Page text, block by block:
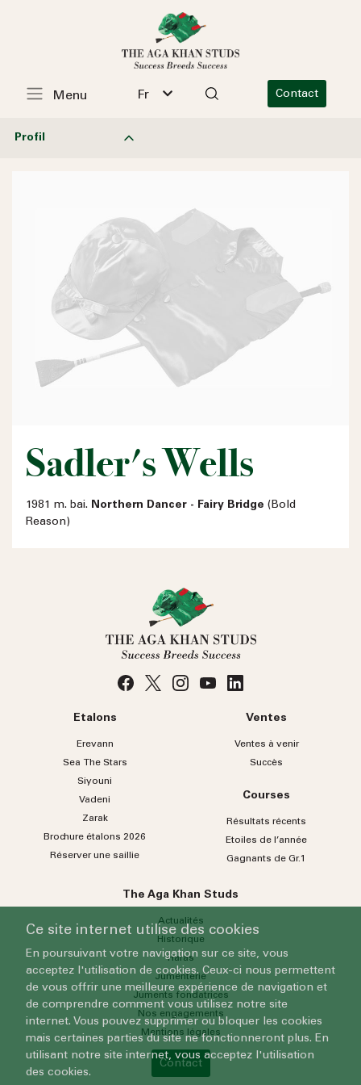
Fr Contact
Menu
Profil
Sadler's Wells
1981 m. bai. Northern Dancer - Fairy Bridge (Bold
Reason)
Etalons
Erevann
Sea TheStars
Siyouni
Vadeni
Zarak
Brochure étalons 2026
Réserver une saillie
Ventes
Ventes à venir
Succès
Courses
Résultats récents
Etoiles de l’année
Gagnants de Gr.1
The Aga Khan Studs
Actualités
Historique
Haras
Jumenterie
Juments fondatrices
Nos engagements
Mentions légales
Contact
Ce site internet utilise des cookies
En poursuivant votre navigation sur ce site, vous
acceptez l'utilisation de cookies. Ceux-ci nous permettent
de vous offrir une meilleure expérience de navigation et
de comprendre comment vous utilisez notre site
internet. Vous pouvez supprimer ou bloquer les cookies
mais certaines parties du site ne fonctionneront plus. En
utilisant notre site internet, vous acceptez l'utilisation
des cookies.